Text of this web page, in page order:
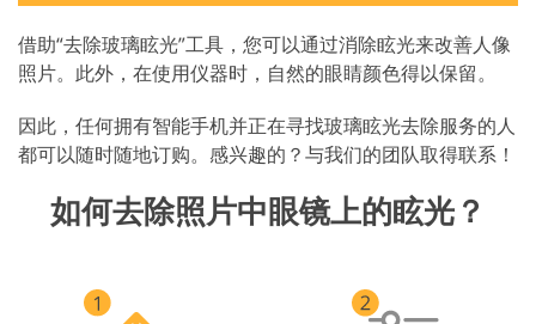
借助“去除玻璃眩光”工具，您可以通过消除眩光来改善人像
照片。此外，在使用仪器时，自然的眼睛颜色得以保留。
因此，任何拥有智能手机并正在寻找玻璃眩光去除服务的人
都可以随时随地订购。感兴趣的？与我们的团队取得联系！
如何去除照片中眼镜上的眩光？